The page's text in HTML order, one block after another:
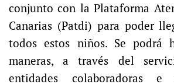
conjunto con la Plataforma
Canarias (Patdi) para poder
todos estos niños. Se podrá
maneras, a través del
entidades colaboradoras e